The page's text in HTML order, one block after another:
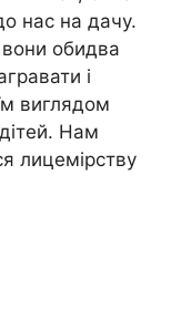
нас на дачу.
обидва
і
виглядом
Нам
лицемірству